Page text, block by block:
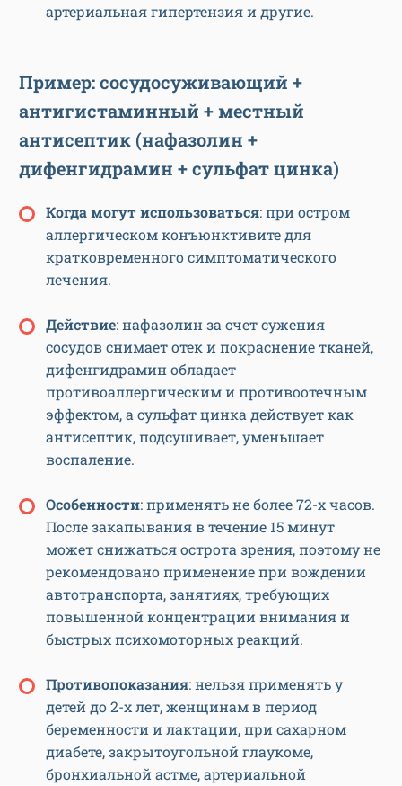
артериальная гипертензия и другие.
Пример: сосудосуживающий +
антигистаминный + местный
антисептик (нафазолин +
дифенгидрамин + сульфат цинка)
Когда могут использоваться: при остром
аллергическом конъюнктивите для
кратковременного симптоматического
лечения.
Действие: нафазолин за счет сужения
сосудов снимает отек и покраснение тканей,
дифенгидрамин обладает
противоаллергическим и противоотечным
эффектом, а сульфат цинка действует как
антисептик, подсушивает, уменьшает
воспаление.
Особенности: применять не более 72-х часов.
После закапывания в течение 15 минут
может снижаться острота зрения, поэтому не
рекомендовано применение при вождении
автотранспорта, занятиях, требующих
повышенной концентрации внимания и
быстрых психомоторных реакций.
Противопоказания: нельзя применять у
детей до 2-х лет, женщинам в период
беременности и лактации, при сахарном
диабете, закрытоугольной глаукоме,
бронхиальной астме, артериальной